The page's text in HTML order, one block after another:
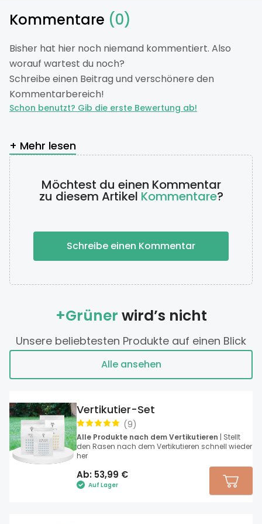
Kommentare (0)
Bisher hat hier noch niemand kommentiert. Also
worauf wartest du noch?
Schreibe einen Beitrag und verschönere den
Kommentarbereich!
Schon benutzt? Gib die erste Bewertung ab!
+ Mehr lesen
Möchtest du einen Kommentar
zu diesem Artikel Kommentare?
Schreibe einen Kommentar
+Grüner wird’s nicht
Unsere beliebtesten Produkte auf einen Blick
Alle ansehen
(9)
Vertikutier-Set
Alle Produkte nach dem Vertikutieren | Stellt
den Rasen nach dem Vertikutieren schnell wieder
her
Ab: 53,99 €
Auf Lager